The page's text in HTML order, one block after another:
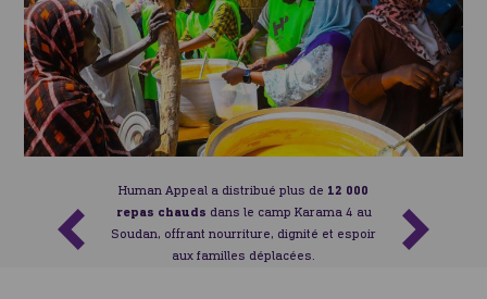
Human Appeal a distribué plus de 12 000
repas chauds dans le camp Karama 4 au
Soudan, offrant nourriture, dignité et espoir
aux familles déplacées.